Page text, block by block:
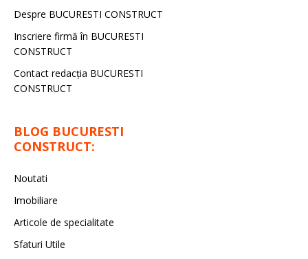
Despre BUCURESTI CONSTRUCT
Inscriere firmă în BUCURESTI
CONSTRUCT
Contact redacţia BUCURESTI
CONSTRUCT
BLOG BUCURESTI
CONSTRUCT:
Noutati
Imobiliare
Articole de specialitate
Sfaturi Utile